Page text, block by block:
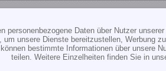
personenbezogene Daten über Nutzer
um unsere Dienste bereitzustellen, Werbung
bestimmte Informationen über unsere
teilen. Weitere Einzelheiten finden Sie in